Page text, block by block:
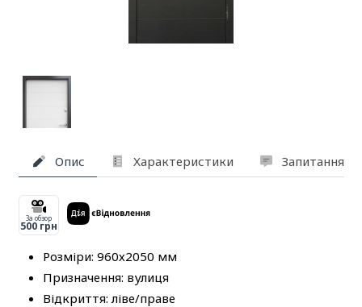
Опис Характеристики Запитання
За обзор
500 грн
Розміри: 960х2050 мм
Призначення: вулиця
Відкриття: ліве/праве